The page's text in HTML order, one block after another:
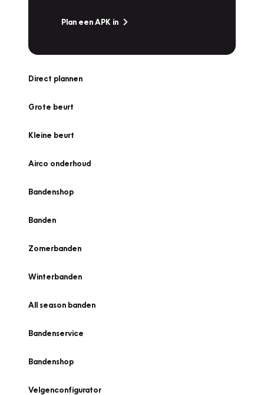
Plan een APK in
Direct plannen
Grote beurt
Kleine beurt
Airco onderhoud
Bandenshop
Banden
Zomerbanden
Winterbanden
All season banden
Bandenservice
Bandenshop
Velgenconfigurator